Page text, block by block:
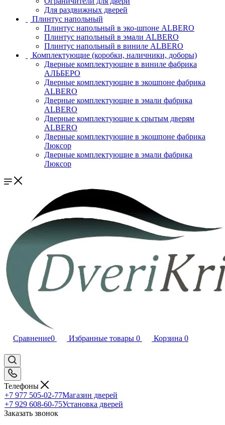
Для раздвижных дверей
Плинтус напольный
Плинтус напольный в эко-шпоне ALBERO
Плинтус напольный в эмали ALBERO
Плинтус напольный в виниле ALBERO
Комплектующие (коробки, наличники, доборы)
Дверные комплектующие в виниле фабрика
АЛЬБЕРО
Дверные комплектующие в экошпоне фабрика
ALBERO
Дверные комплектующие в эмали фабрика
ALBERO
Дверные комплектующие к срытым дверям
ALBERO
Дверные комплектующие в экошпоне фабрика
Люксор
Дверные комплектующие в эмали фабрика
Люксор
Сравнение0 Избранные товары 0 Корзина 0
Телефоны
+7 977 505-02-77Магазин дверей
+7 929 608-60-75Установка дверей
Заказать звонок